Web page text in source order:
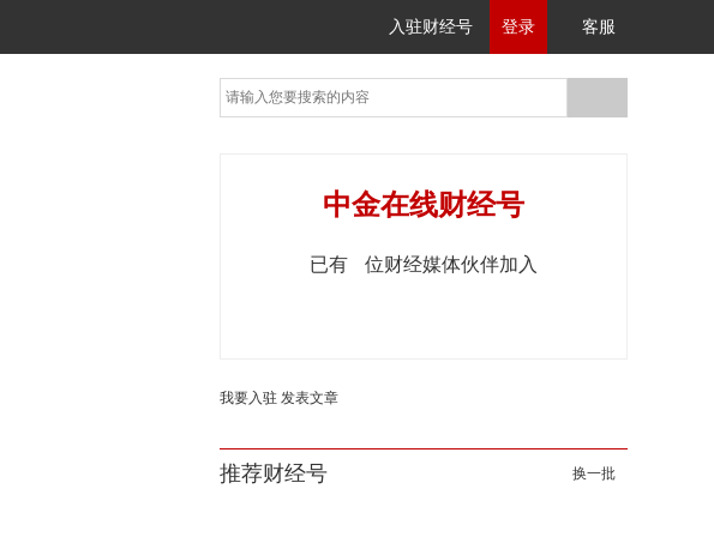
入驻财经号 登录 客服
中金在线财经号
已有 位财经媒体伙伴加入
我要入驻 发表文章
推荐财经号 换一批